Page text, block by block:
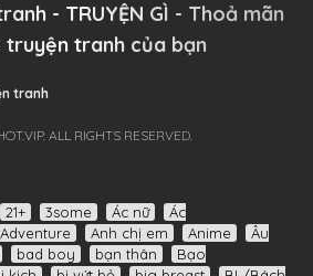
- TRUYỆN GÌ - Thoả mãn
truyện tranh của bạn
tranh
ALL RIGHTS RESERVED.
21+ 3some Ác nữ
Ác
Adventure Anh chị em Anime
Âu
bad boy bạn thân
Bạo